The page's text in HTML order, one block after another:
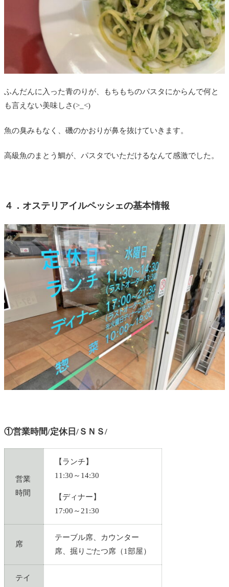
ふんだんに入った青のりが、もちもちのパスタにからんで何と
も言えない美味しさ(>_<)
魚の臭みもなく、磯のかおりが鼻を抜けていきます。
高級魚のまとう鯛が、パスタでいただけるなんて感激でした。
４．オステリアイルペッシェの基本情報
①営業時間/定休日/ＳＮＳ/
営業
時間
【ランチ】
11:30～14:30
【ディナー】
17:00～21:30
席
テーブル席、カウンター
席、掘りごたつ席（1部屋）
テイ